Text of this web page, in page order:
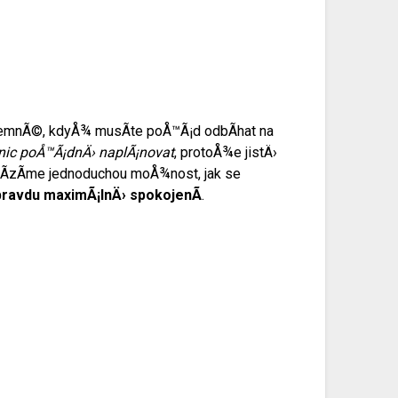
kdyÅ¾ musÃ­te poÅ™Ã¡d odbÃ­hat na
poÅ™Ã¡dnÄ› naplÃ¡novat, protoÅ¾e jistÄ›
jednoduchou moÅ¾nost, jak se
maximÃ¡lnÄ› spokojenÃ­.